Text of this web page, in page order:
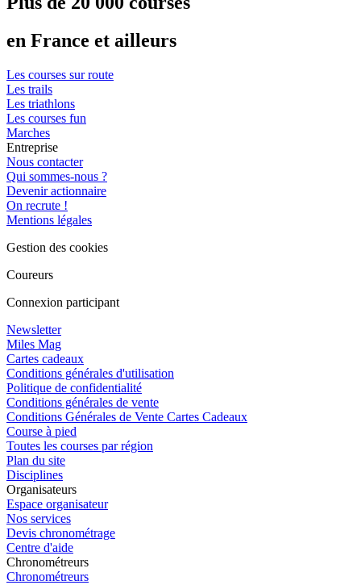
en France et ailleurs
Les courses sur route
Les trails
Les triathlons
Les courses fun
Marches
Entreprise
Nous contacter
Qui sommes-nous ?
Devenir actionnaire
On recrute !
Mentions légales
Gestion des cookies
Coureurs
Connexion participant
Newsletter
Miles Mag
Cartes cadeaux
Conditions générales d'utilisation
Politique de confidentialité
Conditions générales de vente
Conditions Générales de Vente Cartes Cadeaux
Course à pied
Toutes les courses par région
Plan du site
Disciplines
Organisateurs
Espace organisateur
Nos services
Devis chronométrage
Centre d'aide
Chronométreurs
Chronométreurs